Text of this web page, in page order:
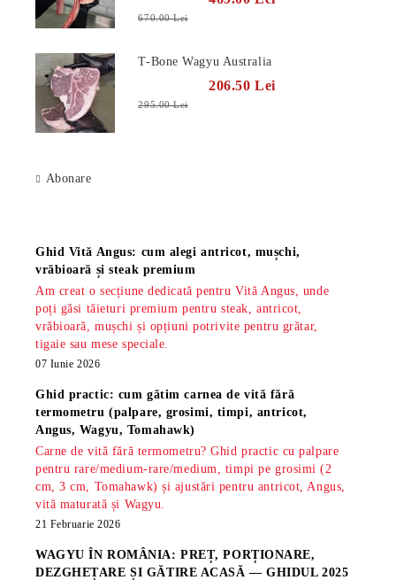
670.00 Lei
T-Bone Wagyu Australia
206.50 Lei
295.00 Lei
Abonare
Ghid Vită Angus: cum alegi antricot, mușchi,
vrăbioară și steak premium
Am creat o secțiune dedicată pentru Vită Angus, unde
poți găsi tăieturi premium pentru steak, antricot,
vrăbioară, mușchi și opțiuni potrivite pentru grătar,
tigaie sau mese speciale.
07 Iunie 2026
Ghid practic: cum gătim carnea de vită fără
termometru (palpare, grosimi, timpi, antricot,
Angus, Wagyu, Tomahawk)
Carne de vită fără termometru? Ghid practic cu palpare
pentru rare/medium-rare/medium, timpi pe grosimi (2
cm, 3 cm, Tomahawk) și ajustări pentru antricot, Angus,
vită maturată și Wagyu.
21 Februarie 2026
WAGYU ÎN ROMÂNIA: PREȚ, PORȚIONARE,
DEZGHEȚARE ȘI GĂTIRE ACASĂ — GHIDUL 2025